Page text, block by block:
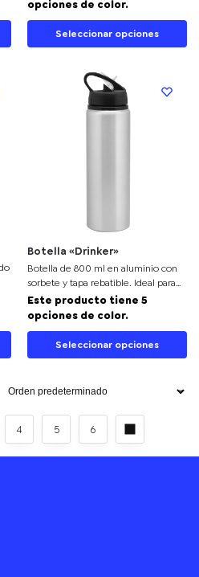
opciones de color.
Seleccionar opciones
Botella «Drinker»
Botella de 800 ml en aluminio con
sorbete y tapa rebatible. Ideal para
productos promocionales y regalos
corporativos.
Este producto tiene 5
opciones de color.
Seleccionar opciones
4 5 6